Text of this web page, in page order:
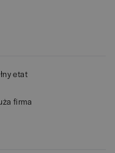
etat
firma